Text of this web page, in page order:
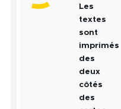
Les
textes
sont
imprimés
des
deux
côtés
des